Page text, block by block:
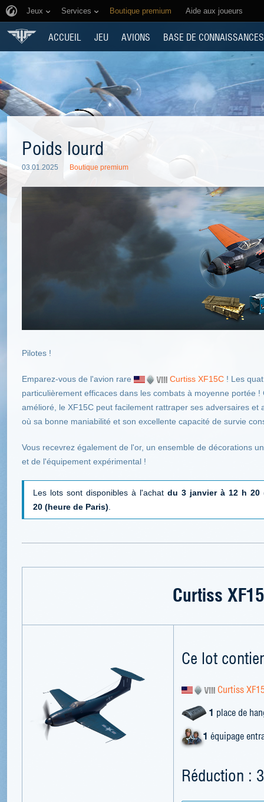
Jeux Services Boutique premium Aide aux joueurs
ACCUEIL JEU AVIONS BASE DE CONNAISSANCES
Poids lourd
03.01.2025 Boutique premium
Pilotes !
Emparez-vous de l'avion rare Curtiss XF15C ! Les
particulièrement efficaces dans les combats à moyenne portée
amélioré, le XF15C peut facilement rattraper ses adversaires
où sa bonne maniabilité et son excellente capacité de survie
Vous recevrez également de l'or, un ensemble de décorations
et de l'équipement expérimental !
Les lots sont disponibles à l'achat du 3 janvier à 12 h 20
20 (heure de Paris)
Curtiss
Ce lot
Curtiss
1 place de
1 équipage
Réduction :